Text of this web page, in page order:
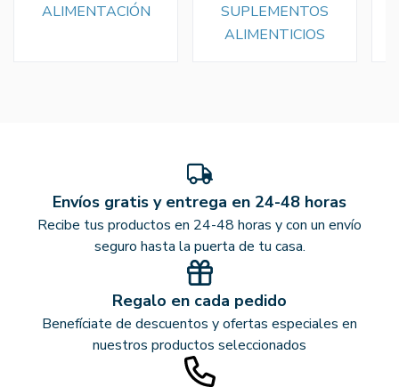
ALIMENTACIÓN
SUPLEMENTOS
ALIMENTICIOS
Envíos gratis y entrega en 24-48 horas
Recibe tus productos en 24-48 horas y con un envío
seguro hasta la puerta de tu casa.
Regalo en cada pedido
Benefíciate de descuentos y ofertas especiales en
nuestros productos seleccionados